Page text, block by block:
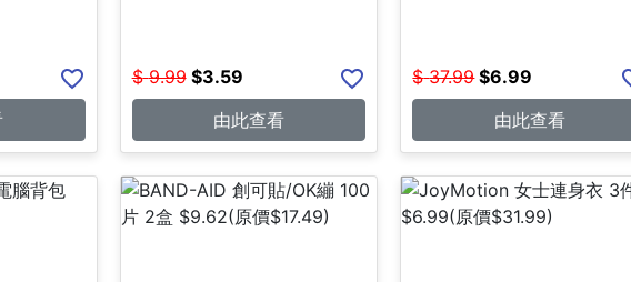
$ 9.99 $3.59
由此查看
$ 37.99 $6.99
由此查看